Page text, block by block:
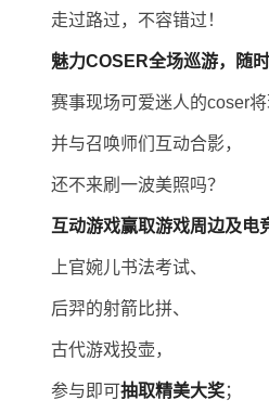
走过路过，不容错过！
魅力COSER全场巡游， 随时
赛事现场可爱迷人的coser将
并与召唤师们互动合影，
还不来刷一波美照吗？
互动游戏赢取游戏周边及电
上官婉儿书法考试、
后羿的射箭比拼、
古代游戏投壶，
参与即可抽取精美大奖；